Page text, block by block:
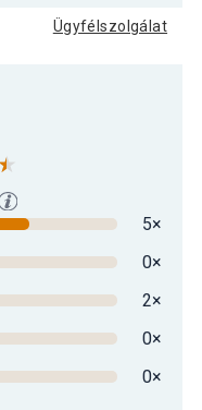
Ügyfélszolgálat
5×
0×
2×
0×
0×